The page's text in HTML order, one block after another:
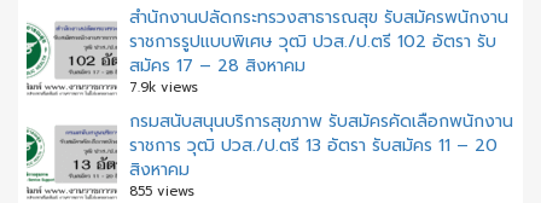
สำนักงานปลัดกระทรวงสาธารณสุข รับสมัครพนักงาน
ราชการรูปแบบพิเศษ วุฒิ ปวส./ป.ตรี 102 อัตรา รับ
สมัคร 17 – 28 สิงหาคม
7.9k views
กรมสนับสนุนบริการสุขภาพ รับสมัครคัดเลือกพนักงาน
ราชการ วุฒิ ปวส./ป.ตรี 13 อัตรา รับสมัคร 11 – 20
สิงหาคม
855 views